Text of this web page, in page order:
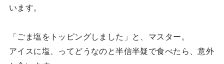
います。
「ごま塩をトッピングしました」と、マスター。
アイスに塩、ってどうなのと半信半疑で食べたら、意外